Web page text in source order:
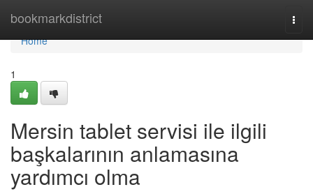
bookmarkdistrict
Home
Home
1
Mersin tablet servisi ile ilgili
başkalarının anlamasına
yardımcı olma